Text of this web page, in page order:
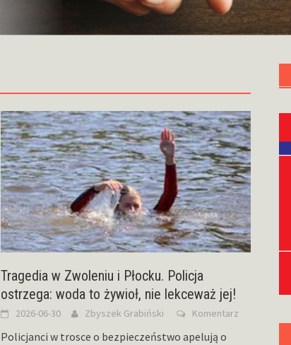
Tragedia w Zwoleniu i Płocku. Policja
ostrzega: woda to żywioł, nie lekceważ jej!
2026-06-30 Zbyszek Grabiński Komentarz
Policjanci w trosce o bezpieczeństwo apelują o